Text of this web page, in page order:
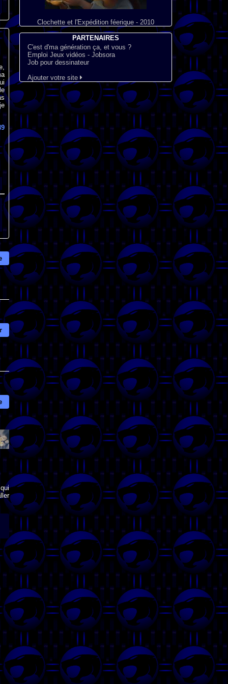
Clochette et l'Expédition féerique - 2010
PARTENAIRES
C'est d'ma génération ça, et vous ?
Emploi Jeux vidéos - Jobsora
Job pour dessinateur
Ajouter votre site